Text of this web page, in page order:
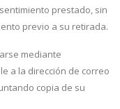
prestado, sin
previo a su retirada.
mediante
a la dirección de correo
copia de su